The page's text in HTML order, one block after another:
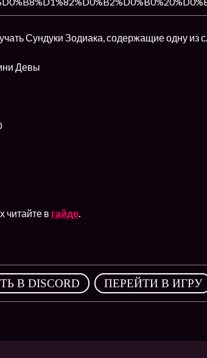
Сундуки Зодиака, содержащие одну из
Девы
читайте в гайде.
В DISCORD , ПЕРЕЙТИ В ИГРУ